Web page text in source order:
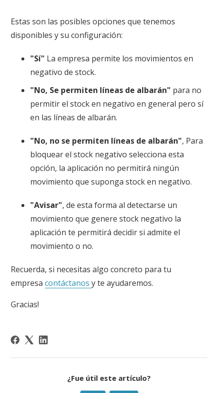
Estas son las posibles opciones que tenemos
disponibles y su configuración:
"Sí" La empresa permite los movimientos en
negativo de stock.
"No, Se permiten líneas de albarán" para no
permitir el stock en negativo en general pero sí
en las líneas de albarán.
"No, no se permiten líneas de albarán", Para
bloquear el stock negativo selecciona esta
opción, la aplicación no permitirá ningún
movimiento que suponga stock en negativo.
"Avisar", de esta forma al detectarse un
movimiento que genere stock negativo la
aplicación te permitirá decidir si admite el
movimiento o no.
Recuerda, si necesitas algo concreto para tu
empresa contáctanosy te ayudaremos.
Gracias!
¿Fue útil este artículo?